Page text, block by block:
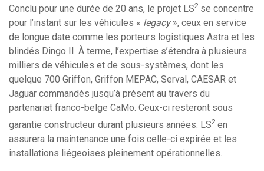
Conclu pour une durée de 20 ans, le projet LS2 se concentre
pour l’instant sur les véhicules « legacy», ceux en service
de longue date comme les porteurs logistiques Astra et les
blindés Dingo II. À terme, l’expertise s’étendra à plusieurs
milliers de véhicules et de sous-systèmes, dont les
quelque 700 Griffon, Griffon MEPAC, Serval, CAESAR et
Jaguar commandés jusqu’à présent au travers du
partenariat franco-belge CaMo. Ceux-ci resteront sous
garantie constructeur durant plusieurs années. LS2 en
assurera la maintenance une fois celle-ci expirée et les
installations liégeoises pleinement opérationnelles.